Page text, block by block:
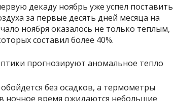
декаду ноябрь уже успел поставить
за первые десять дней месяца на
ноября оказалось не только теплым,
составил более 40%.
без осадков, а термометры
ночное время ожидаются небольшие